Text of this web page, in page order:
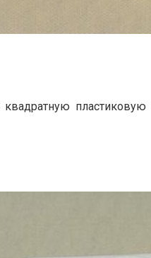
пластиковую